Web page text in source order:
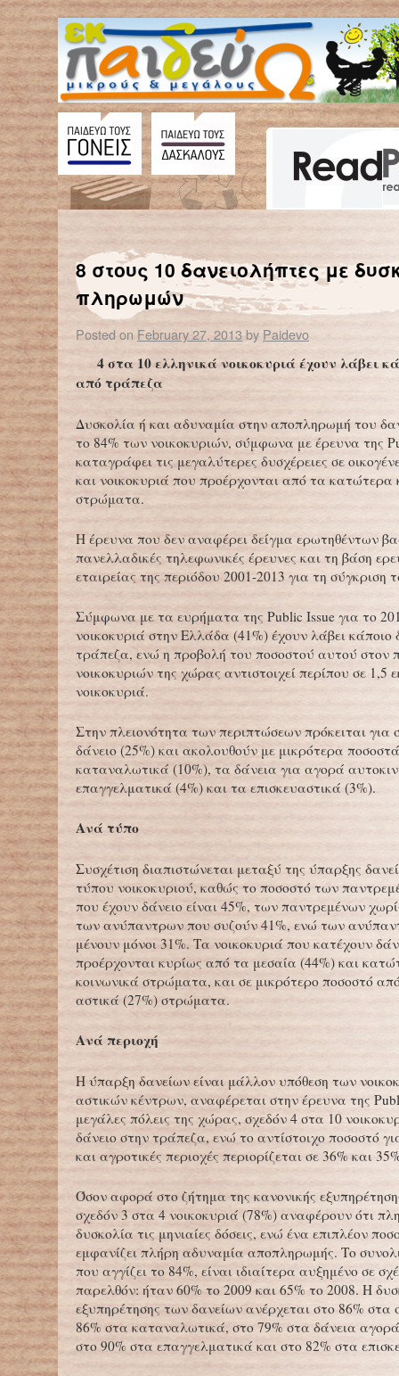
Eurostat: Το 31% των Ελλήνων αντιμέτωπο με τον κίνδυνο της φτώχειας
8 στους 10 δανειολήπτες με
πληρωμών
Posted on February 27, 2013by Paidevo
4 στα 10 ελληνικά νοικοκυριά έχουν λάβει
από τράπεζα
Δυσκολία ή και αδυναμία στην αποπληρωμή του
το 84% των νοικοκυριών, σύμφωνα με έρευνα της
καταγράφει τις μεγαλύτερες δυσχέρειες σε
και νοικοκυριά που προέρχονται από τα κατώτερα
στρώματα.
Η έρευνα που δεν αναφέρει δείγμα ερωτηθέντων
πανελλαδικές τηλεφωνικές έρευνες και τη βάση
εταιρείας της περιόδου 2001-2013 για τη σύγκριση
Σύμφωνα με τα ευρήματα της Public Issue για το
νοικοκυριά στην Ελλάδα (41%) έχουν λάβει κάποιο
τράπεζα, ενώ η προβολή του ποσοστού αυτού στον
νοικοκυριών της χώρας αντιστοιχεί περίπου σε 1,5
νοικοκυριά.
Στην πλειονότητα των περιπτώσεων πρόκειται για
δάνειο (25%) και ακολουθούν με μικρότερα
καταναλωτικά (10%), τα δάνεια για αγορά
επαγγελματικά (4%) και τα επισκευαστικά (3%).
Ανά τύπο
Συσχέτιση διαπιστώνεται μεταξύ της ύπαρξης
τύπου νοικοκυριού, καθώς το ποσοστό των
που έχουν δάνειο είναι 45%, των παντρεμένων
των ανύπαντρων που συζούν 41%, ενώ των
μένουν μόνοι 31%. Τα νοικοκυριά που κατέχουν
προέρχονται κυρίως από τα μεσαία (44%) και
κοινωνικά στρώματα, και σε μικρότερο ποσοστό
αστικά (27%) στρώματα.
Ανά περιοχή
Η ύπαρξη δανείων είναι μάλλον υπόθεση των
αστικών κέντρων, αναφέρεται στην έρευνα της
μεγάλες πόλεις της χώρας, σχεδόν 4 στα 10
δάνειο στην τράπεζα, ενώ το αντίστοιχο ποσοστό
και αγροτικές περιοχές περιορίζεται σε 36% και
Όσον αφορά στο ζήτημα της κανονικής
σχεδόν 3 στα 4 νοικοκυριά (78%) αναφέρουν ότι
δυσκολία τις μηνιαίες δόσεις, ενώ ένα επιπλέον
εμφανίζει πλήρη αδυναμία αποπληρωμής. Το
που αγγίζει το 84%, είναι ιδιαίτερα αυξημένο σε
παρελθόν: ήταν 60% το 2009 και 65% το 2008. Η
εξυπηρέτησης των δανείων ανέρχεται στο 86% στα
86% στα καταναλωτικά, στο 79% στα δάνεια
στο 90% στα επαγγελματικά και στο 82% στα